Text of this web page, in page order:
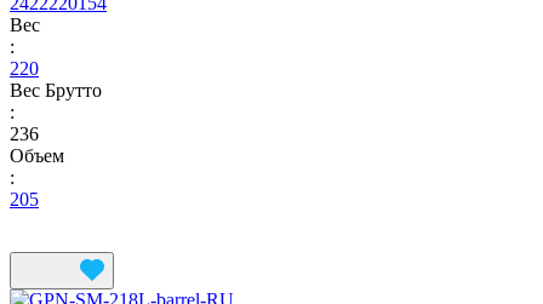
Вес
:
220
Вес Брутто
:
236
Объем
:
205